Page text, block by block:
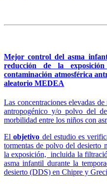
Mejor control del asma
reducción de la
contaminación atmosférica
aleatorio MEDEA
Las concentraciones elevadas
antropogénico y/o polvo del
morbilidad entre los niños con
Elobjetivo del estudio es
tormentas de polvo del desierto
la exposición, incluida la
asma infantil durante la
desierto (DDS) en Chipre y